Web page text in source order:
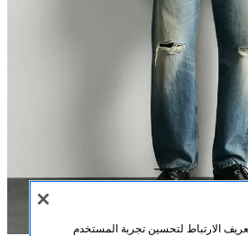
الارتباط لتحسين تجربة المستخدم